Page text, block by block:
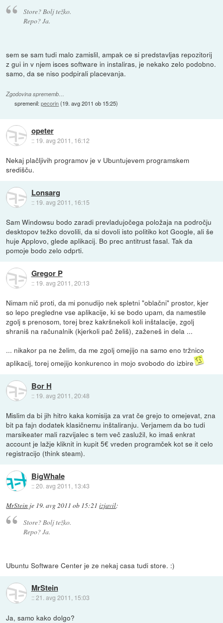
Store? Bolj težko.
Repo? Ja.
sem se sam tudi malo zamislil, ampak ce si predstavljas repozitorij
z gui in v njem isces software in instaliras, je nekako zelo podobno.
samo, da se niso podpirali placevanja.
Zgodovina sprememb…
spremenil:pecorin(19. avg 2011 ob 15:25)
opeter
:: 19. avg 2011, 16:12
Nekaj plačljivih programov je v Ubuntujevem programskem
središču.
Lonsarg
:: 19. avg 2011, 16:15
Sam Windowsu bodo zaradi prevladujočega položaja na področju
desktopov težko dovolili, da si dovoli isto politiko kot Google, ali še
huje Applovo, glede aplikacij. Bo prec antitrust fasal. Tak da
pomoje bodo zelo odprti.
Gregor P
:: 19. avg 2011, 20:13
Nimam nič proti, da mi ponudijo nek spletni "oblačni" prostor, kjer
so lepo pregledne vse aplikacije, ki se bodo upam, da namestile
zgolj s prenosom, torej brez kakršnekoli koli inštalacije, zgolj
shraniš na računalnik (kjerkoli pač želiš), zaženeš in dela ...
... nikakor pa ne želim, da me zgolj omejijo na samo eno tržnico
aplikacij, torej omejijo konkurenco in mojo svobodo do izbire
Bor H
:: 19. avg 2011, 20:48
Mislim da bi jih hitro kaka komisija za vrat če grejo to omejevat, zna
bit pa fajn dodatek klasičnemu inštaliranju. Verjamem da bo tudi
marsikeater mali razvijalec s tem več zaslužil, ko imaš enkrat
account je lažje kliknit in kupit 5€ vreden programček kot se it celo
registracijo (think steam).
BigWhale
::20. avg 2011, 13:43
MrStein je 19. avg 2011 ob 15:21 izjavil:
Store? Bolj težko.
Repo? Ja.
Ubuntu Software Center je ze nekaj casa tudi store. :)
MrStein
::21. avg 2011, 15:03
Ja, samo kako dolgo?